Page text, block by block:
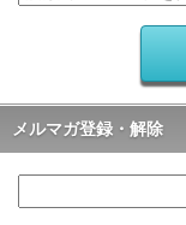
メルマガ登録・解除